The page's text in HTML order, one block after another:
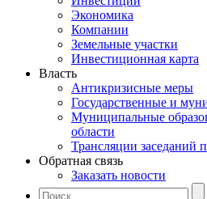
Экономика
Компании
Земельные участки
Инвестиционная карта
Власть
Антикризисные меры
Государственные и
Муниципальные
области
Трансляции заседаний
Обратная связь
Заказать новости